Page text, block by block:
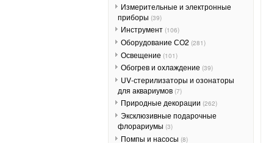
Измерительные и электронные
приборы (39)
Инструмент (106)
Оборудование СО2 (281)
Освещение (101)
Обогрев и охлаждение (39)
UV-стерилизаторы и озонаторы
для аквариумов (7)
Природные декорации (262)
Эксклюзивные подарочные
флорариумы (3)
Помпы и насосы (8)